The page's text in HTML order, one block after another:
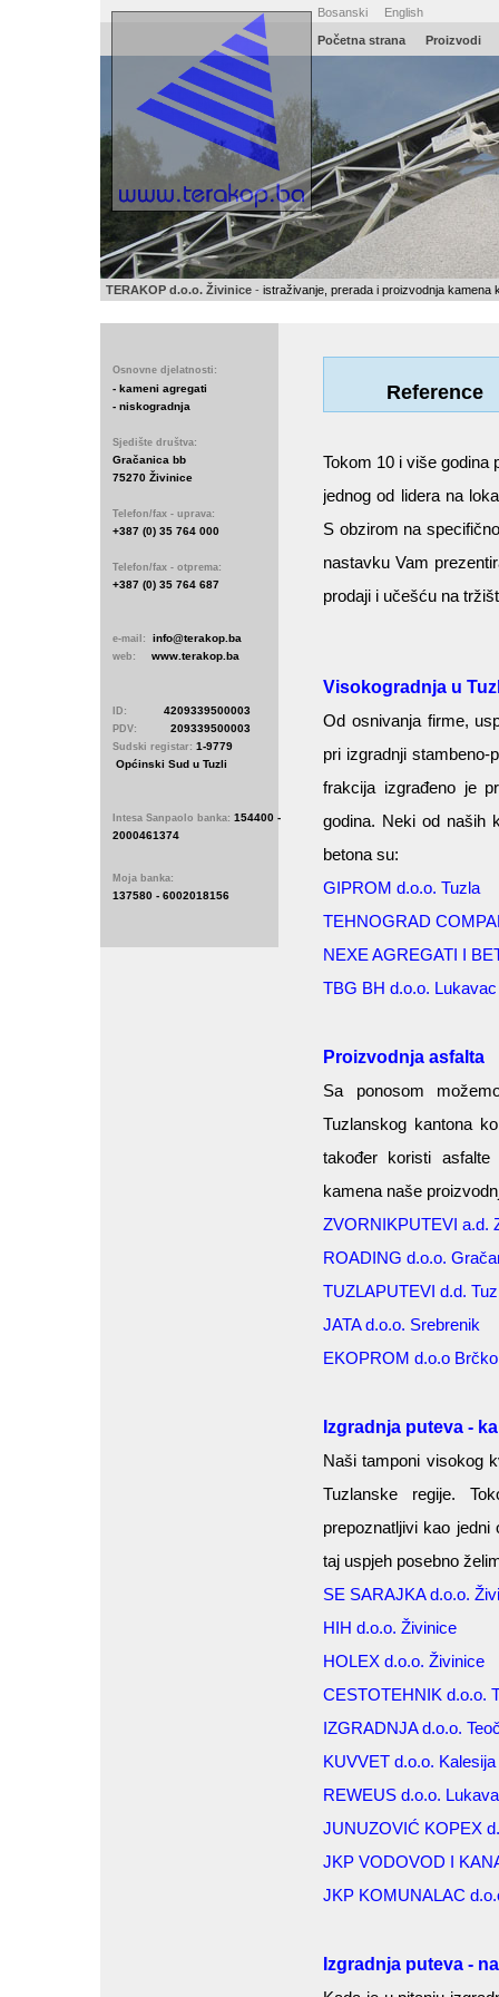
Početna strana Proizvodi
Bosanski English
Tokom 10 i više godina
jednog od lidera na
S obzirom na
nastavku Vam
prodaji i učešću na
Visokogradnja u
Od osnivanja firme,
pri izgradnji stambeno-
frakcija izgrađeno je
godina. Neki od naših
betona su:
GIPROM d.o.o. Tuzla
TEHNOGRAD
NEXE AGREGATI I
TBG BH d.o.o. Lukavac
Proizvodnja asfalta
Sa ponosom
Tuzlanskog kantona
također koristi
kamena naše
ZVORNIKPUTEVI a.d.
ROADING d.o.o.
TUZLAPUTEVI d.d.
JATA d.o.o. Srebrenik
EKOPROM d.o.o Brčko
Izgradnja puteva -
Naši tamponi visokog
Tuzlanske regije.
prepoznatljivi kao jedni
taj uspjeh posebno
SE SARAJKA d.o.o.
HIH d.o.o. Živinice
HOLEX d.o.o. Živinice
CESTOTEHNIK d.o.o.
IZGRADNJA d.o.o.
KUVVET d.o.o. Kalesija
REWEUS d.o.o.
JUNUZOVIĆ KOPEX
JKP VODOVOD I
JKP KOMUNALAC
Izgradnja puteva -
Reference
Osnovne djelatnosti:
- kameni agregati
- niskogradnja
Sjedište društva:
Gračanica bb
75270 Živinice
Telefon/fax - uprava:
+387 (0) 35 764 000
Telefon/fax - otprema:
+387 (0) 35 764 687
e-mail: info@terakop.ba
web: www.terakop.ba
ID: 4209339500003
PDV: 209339500003
Sudski registar: 1-9779
Općinski Sud u Tuzli
Intesa Sanpaolo banka: 154400 -
2000461374
Moja banka:
137580 - 6002018156
TERAKOP d.o.o. Živinice - istraživanje, prerada i proizvodnja